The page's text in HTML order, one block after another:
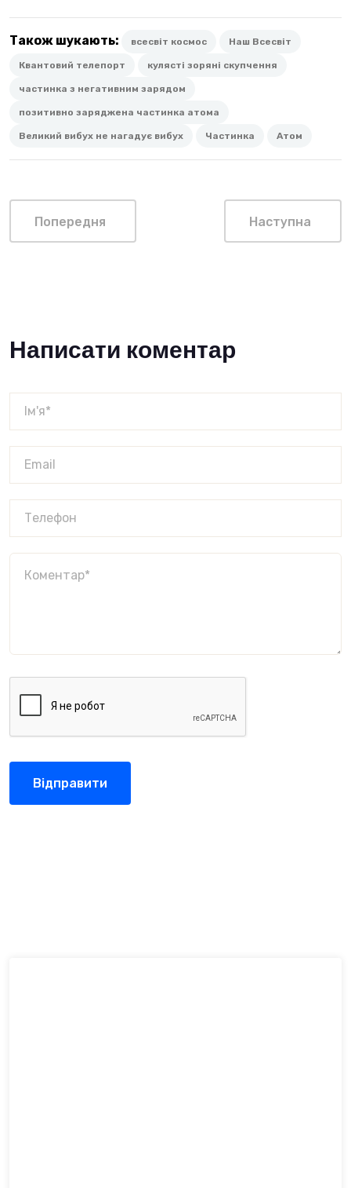
Також шукають: всесвіт космос Наш Всесвіт
Квантовий телепорт кулясті зоряні скупчення
частинка з негативним зарядом
позитивно заряджена частинка атома
Великий вибух не нагадує вибух Частинка Атом
Попередня Наступна
Написати коментар
Відправити